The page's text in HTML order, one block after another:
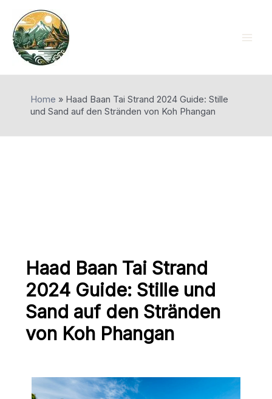
content
Home » Haad Baan Tai Strand 2024 Guide: Stille
und Sand auf den Stränden von Koh Phangan
Haad Baan Tai Strand
2024 Guide: Stille und
Sand auf den Stränden
von Koh Phangan